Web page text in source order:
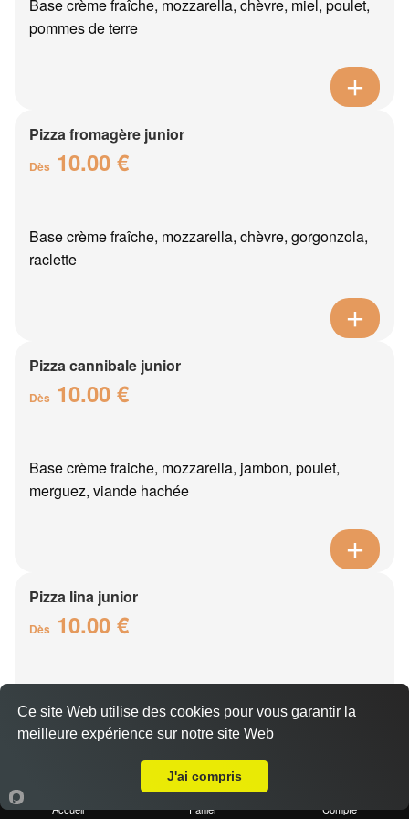
Base crème fraîche, mozzarella, chèvre, miel, poulet,
pommes de terre
Pizza fromagère junior
Dès 10.00 €
Base crème fraîche, mozzarella, chèvre, gorgonzola,
raclette
Pizza cannibale junior
Dès 10.00 €
Base crème fraiche, mozzarella, jambon, poulet,
merguez, viande hachée
Pizza lina junior
Dès 10.00 €
oignons
Accueil Panier Compte
Ce site Web utilise des cookies pour vous garantir la
meilleure expérience sur notre site Web
J'ai compris